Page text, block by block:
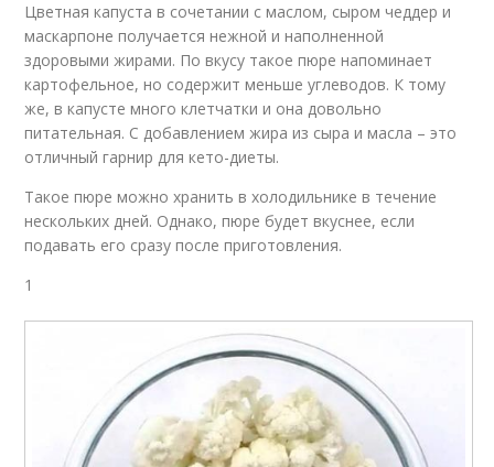
Цветная капуста в сочетании с маслом, сыром чеддер и
маскарпоне получается нежной и наполненной
здоровыми жирами. По вкусу такое пюре напоминает
картофельное, но содержит меньше углеводов. К тому
же, в капусте много клетчатки и она довольно
питательная. С добавлением жира из сыра и масла – это
отличный гарнир для кето-диеты.
Такое пюре можно хранить в холодильнике в течение
нескольких дней. Однако, пюре будет вкуснее, если
подавать его сразу после приготовления.
1